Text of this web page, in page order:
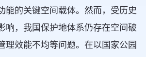
能的关键空间载体。然而，受历史
响，我国保护地体系仍存在空间破
理效能不均等问题。在以国家公园